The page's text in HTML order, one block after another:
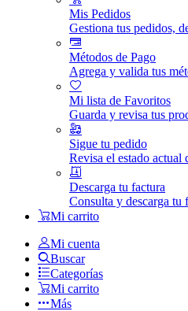
Mis Pedidos
Gestiona tus pedidos,
Métodos de Pago
Agrega y valida tus
Mi lista de Favoritos
Guarda y revisa tus
Sigue tu pedido
Revisa el estado actual
Descarga tu factura
Consulta y descarga tu
Mi carrito
Mi cuenta
Buscar
Categorías
Mi carrito
Más